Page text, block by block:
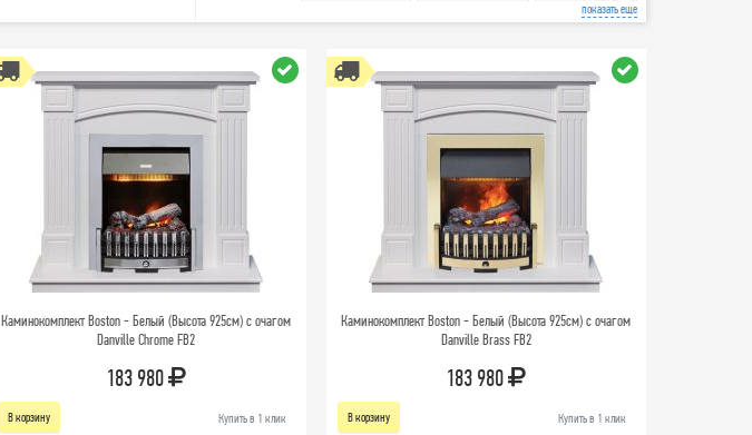
Линейные порталы
Печи Порталы
Угловые порталы
Широкие очаги
Электроочаги
показать еще
Каминокомплект Boston - Белый (Высота 925см) с очагом
Danville Chrome FB2
183 980
В корзину Купить в 1 клик
Каминокомплект Boston - Белый (Высота 925см) с очагом
Danville Brass FB2
183 980
В корзину Купить в 1 клик